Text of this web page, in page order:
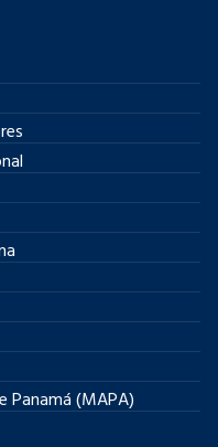
Panamá (MAPA)